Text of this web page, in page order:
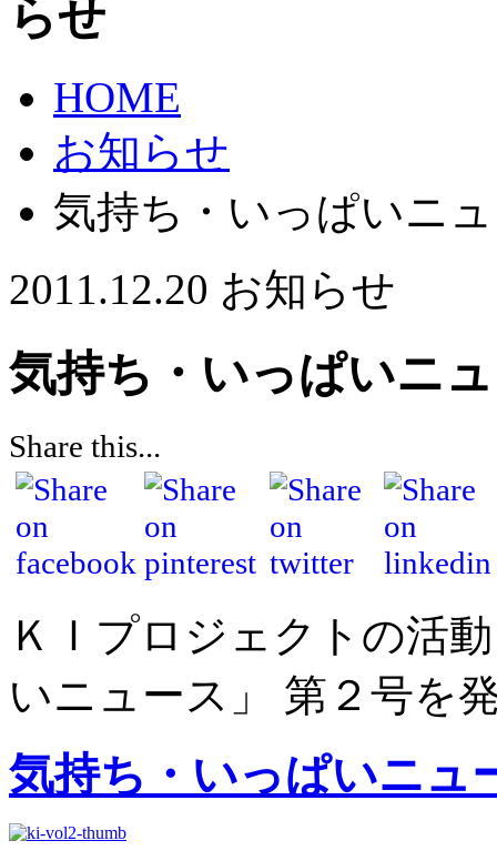
HOME
お知らせ
気持ち・いっぱいニ
2011.12.20 お知らせ
気持ち・いっぱいニ
Share this...
ＫＩプロジェクトの活
いニュース」 第２号を
気持ち・いっぱいニュ